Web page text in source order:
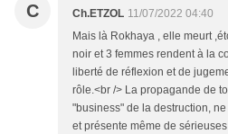
C Ch.ETZOL 11/07/2022 04:40
Mais là Rokhaya , elle meurt
noir et 3 femmes rendent à la
liberté de réflexion et de
rôle.<br /> La propagande de
"business" de la destruction,
et présente même de